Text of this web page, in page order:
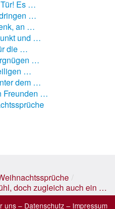
Es …
…
an …
und …
die …
…
…
dem …
Freunden …
/
doch zugleich auch ein …
uns – Datenschutz – Impressum